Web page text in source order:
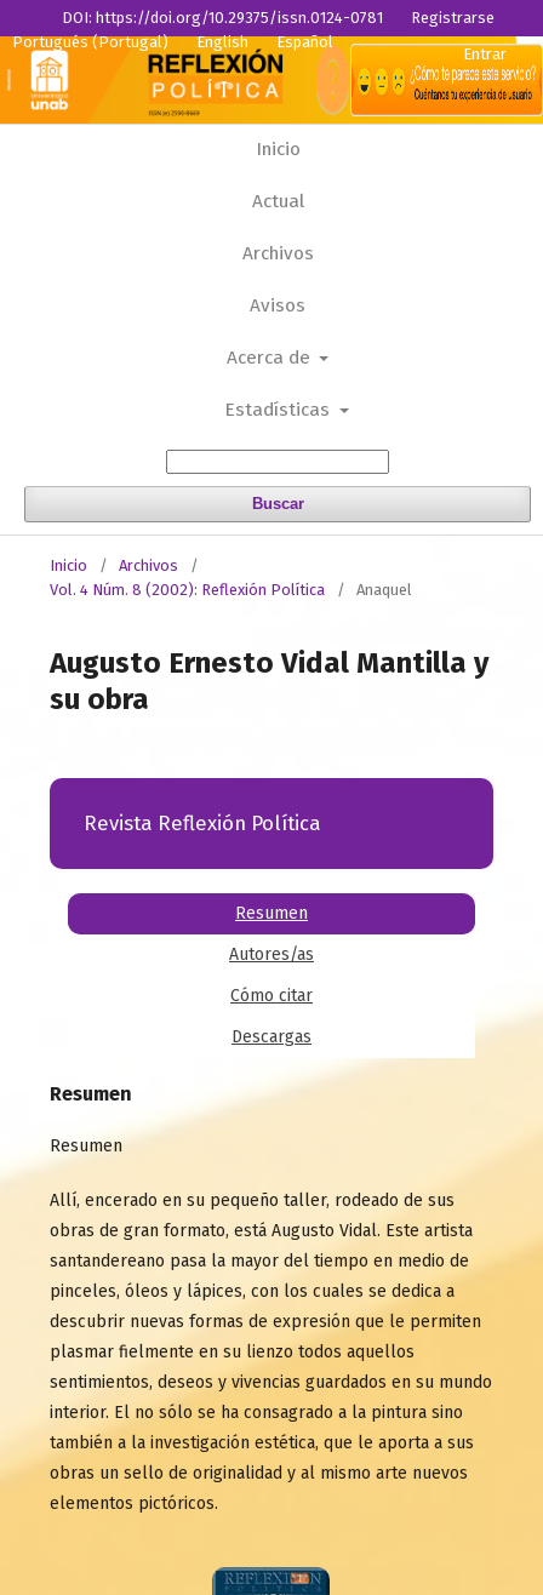
Inicio
Actual
Archivos
Avisos
Acerca de
Estadísticas
Buscar
Portugués (Portugal) English Español
DOI: https://doi.org/10.29375/issn.0124-0781
Registrarse
Entrar
Inicio / Archivos
/
Vol. 4 Núm. 8 (2002): Reflexión Política
/ Anaquel
Augusto Ernesto Vidal Mantilla y
su obra
Revista Reflexión Política
Resumen
Autores/as
Cómo citar
Descargas
Resumen
Resumen
Allí, encerado en su pequeño taller, rodeado de sus
obras de gran formato, está Augusto Vidal. Este artista
santandereano pasa la mayor del tiempo en medio de
pinceles, óleos y lápices, con los cuales se dedica a
descubrir nuevas formas de expresión que le permiten
plasmar fielmente en su lienzo todos aquellos
sentimientos, deseos y vivencias guardados en su mundo
interior. El no sólo se ha consagrado a la pintura sino
también a la investigación estética, que le aporta a sus
obras un sello de originalidad y al mismo arte nuevos
elementos pictóricos.